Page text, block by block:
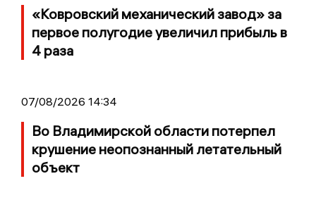
«Ковровский механический завод» за
первое полугодие увеличил прибыль в
4 раза
07/08/2026 14:34
Во Владимирской области потерпел
крушение неопознанный летательный
объект